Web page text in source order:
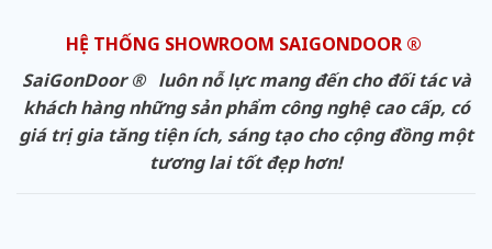
HỆ THỐNG SHOWROOM SAIGONDOOR ®
SaiGonDoor ® luôn nỗ lực mang đến cho đối tác và
khách hàng những sản phẩm công nghệ cao cấp, có
giá trị gia tăng tiện ích, sáng tạo cho cộng đồng một
tương lai tốt đẹp hơn!